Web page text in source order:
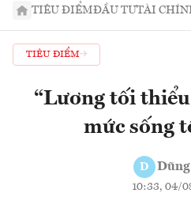
TIÊU ĐIỂMĐẦU TƯTÀI
TIÊU ĐIỂM
“Lương tối
mức sống
D
10:33, 04/